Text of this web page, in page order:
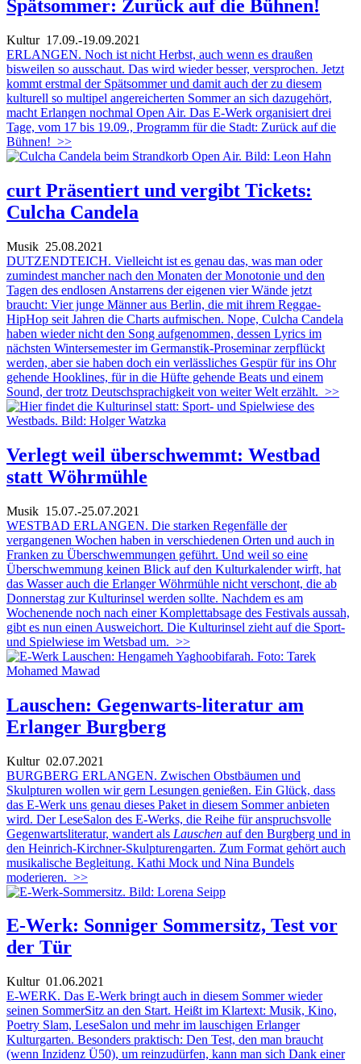
Spätsommer: Zurück auf die Bühnen!
Kultur17.09.-19.09.2021
ERLANGEN. Noch ist nicht Herbst, auch wenn es draußen
bisweilen so ausschaut. Das wird wieder besser, versprochen. Jetzt
kommt erstmal der Spätsommer und damit auch der zu diesem
kulturell so multipel angereicherten Sommer an sich dazugehört,
macht Erlangen nochmal Open Air. Das E-Werk organisiert drei
Tage, vom 17 bis 19.09., Programm für die Stadt: Zurück auf die
Bühnen! >>
curt Präsentiert und vergibt Tickets:
Culcha Candela
Musik 25.08.2021
DUTZENDTEICH. Vielleicht ist es genau das, was man oder
zumindest mancher nach den Monaten der Monotonie und den
Tagen des endlosen Anstarrens der eigenen vier Wände jetzt
braucht: Vier junge Männer aus Berlin, die mit ihrem Reggae-
HipHop seit Jahren die Charts aufmischen. Nope, Culcha Candela
haben wieder nicht den Song aufgenommen, dessen Lyrics im
nächsten Wintersemester im Germanstik-Proseminar zerpflückt
werden, aber sie haben doch ein verlässliches Gespür für ins Ohr
gehende Hooklines, für in die Hüfte gehende Beats und einem
Sound, der trotz Deutschsprachigkeit von weiter Welt erzählt. >>
Verlegt weil überschwemmt: Westbad
statt Wöhrmühle
Musik 15.07.-25.07.2021
WESTBAD ERLANGEN. Die starken Regenfälle der
vergangenen Wochen haben in verschiedenen Orten und auch in
Franken zu Überschwemmungen geführt. Und weil so eine
Überschwemmung keinen Blick auf den Kulturkalender wirft, hat
das Wasser auch die Erlanger Wöhrmühle nicht verschont, die ab
Donnerstag zur Kulturinsel werden sollte. Nachdem es am
Wochenende noch nach einer Komplettabsage des Festivals aussah,
gibt es nun einen Ausweichort. Die Kulturinsel zieht auf die Sport-
und Spielwiese im Wetsbad um. >>
Lauschen: Gegenwarts-literatur am
Erlanger Burgberg
Kultur02.07.2021
BURGBERG ERLANGEN. Zwischen Obstbäumen und
Skulpturen wollen wir gern Lesungen genießen. Ein Glück, dass
das E-Werk uns genau dieses Paket in diesem Sommer anbieten
wird. Der LeseSalon des E-Werks, die Reihe für anspruchsvolle
Gegenwartsliteratur, wandert als Lauschen auf den Burgberg und in
den Heinrich-Kirchner-Skulpturengarten. Zum Format gehört auch
musikalische Begleitung. Kathi Mock und Nina Bundels
moderieren. >>
E-Werk: Sonniger Sommersitz, Test vor
der Tür
Kultur01.06.2021
E-WERK. Das E-Werk bringt auch in diesem Sommer wieder
seinen SommerSitz an den Start. Heißt im Klartext: Musik, Kino,
Poetry Slam, LeseSalon und mehr im lauschigen Erlanger
Kulturgarten. Besonders praktisch: Den Test, den man braucht
(wenn Inzidenz Ü50), um reinzudürfen, kann man sich Dank einer